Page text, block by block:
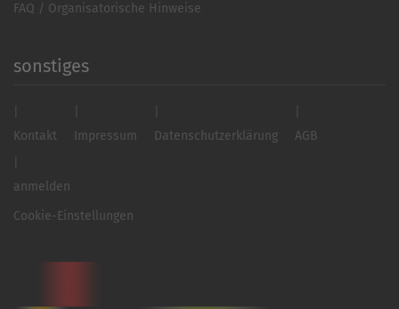
FAQ / Organisatorische Hinweise
sonstiges
Kontakt Impressum Datenschutzerklärung AGB
anmelden
Cookie-Einstellungen